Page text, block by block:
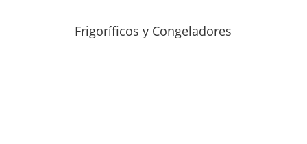
Frigoríficos y Congeladores